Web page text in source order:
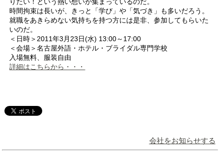
時間拘束は長いが、きっと「学び」や「気づき」も多いだろう。
就職をあきらめない気持ちを持つ方には是非、参加してもらいた
いのだ。
＜日時＞2011年3月23日(水) 13:00～17:00
＜会場＞名古屋外語・ホテル・ブライダル専門学校
入場無料、服装自由
詳細はこちらから・・・
会社をお知らせする